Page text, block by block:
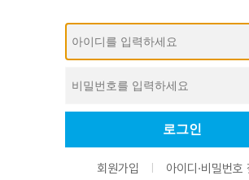
회원가입 아이디·비밀번호